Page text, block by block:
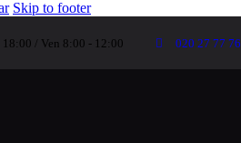
Skip to footer
18:00 / Ven 8:00 - 12:00 020 27 77 76